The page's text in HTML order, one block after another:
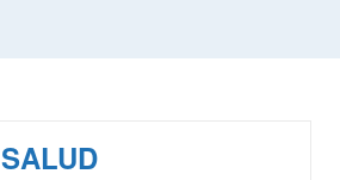
SALUD